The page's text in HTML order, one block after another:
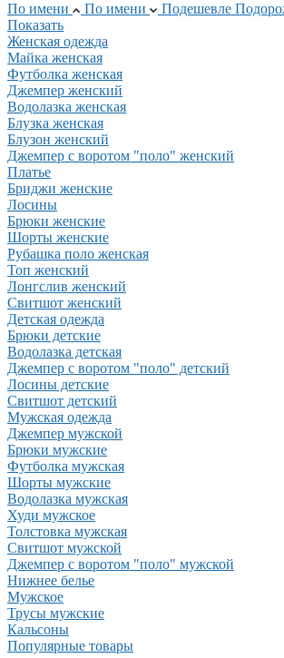
По имени По имени Подешевле
Показать
Женская одежда
Майка женская
Футболка женская
Джемпер женский
Водолазка женская
Блузка женская
Блузон женский
Джемпер с воротом "поло" женский
Платье
Бриджи женские
Лосины
Брюки женские
Шорты женские
Рубашка поло женская
Топ женский
Лонгслив женский
Свитшот женский
Детская одежда
Брюки детские
Водолазка детская
Джемпер с воротом "поло" детский
Лосины детские
Свитшот детский
Мужская одежда
Джемпер мужской
Брюки мужские
Футболка мужская
Шорты мужские
Водолазка мужская
Худи мужское
Толстовка мужская
Свитшот мужской
Джемпер с воротом "поло" мужской
Нижнее белье
Мужское
Трусы мужские
Кальсоны
Популярные товары